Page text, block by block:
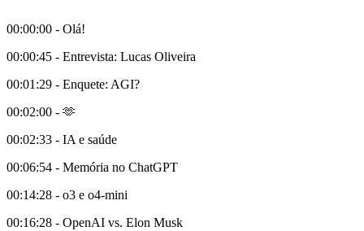
00:00:00 - Olá!
00:00:45 - Entrevista: Lucas Oliveira
00:01:29 - Enquete: AGI?
00:02:00 - 🫶
00:02:33 - IA e saúde
00:06:54 - Memória no ChatGPT
00:14:28 - o3 e o4-mini
00:16:28 - OpenAI vs. Elon Musk